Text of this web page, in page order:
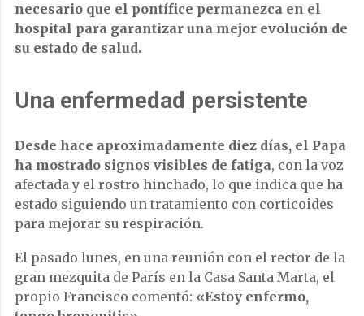
necesario que el pontífice permanezca en el
hospital para garantizar una mejor evolución de
su estado de salud.
Una enfermedad persistente
Desde hace aproximadamente diez días, el Papa
ha mostrado signos visibles de fatiga, con la voz
afectada y el rostro hinchado, lo que indica que ha
estado siguiendo un tratamiento con corticoides
para mejorar su respiración.
El pasado lunes, en una reunión con el rector de la
gran mezquita de París en la Casa Santa Marta, el
propio Francisco comentó: «Estoy enfermo,